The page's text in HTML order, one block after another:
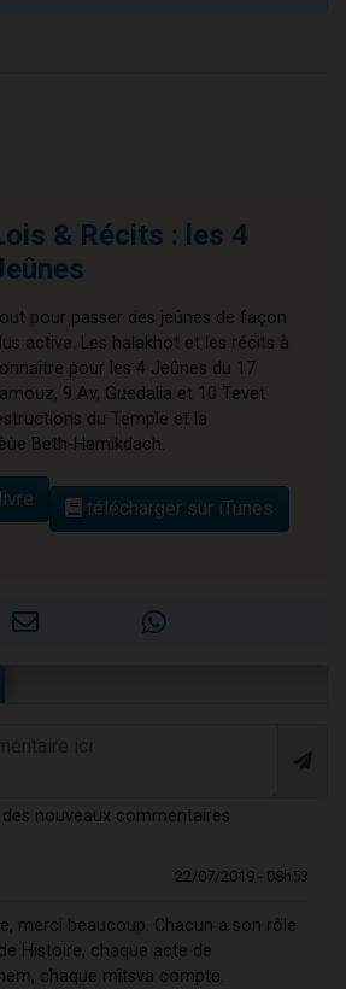
& Récits : les 4
pour passer des jeûnes de façon
active. Les halakhot et les récits à
pour les 4 Jeûnes du 17
9 Av, Guedalia et 10 Tevet.
du Temple et la
Beth-Hamikdach.
télécharger sur iTunes
nouveaux commentaires
22/07/2019 - 08h53
merci beaucoup. Chacun a son rôle
Histoire, chaque acte de
chaque mitsva compte.